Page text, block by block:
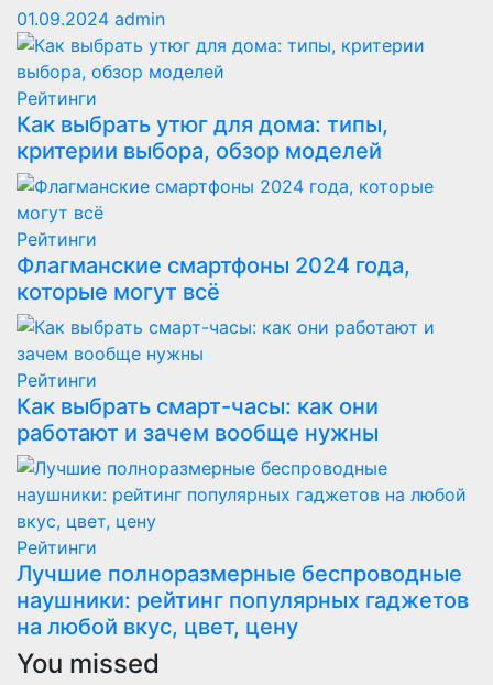
01.09.2024 admin
Рейтинги
Как выбрать утюг для дома: типы,
критерии выбора, обзор моделей
Рейтинги
Флагманские смартфоны 2024 года,
которые могут всё
Рейтинги
Как выбрать смарт-часы: как они
работают и зачем вообще нужны
Рейтинги
Лучшие полноразмерные беспроводные
наушники: рейтинг популярных гаджетов
на любой вкус, цвет, цену
You missed